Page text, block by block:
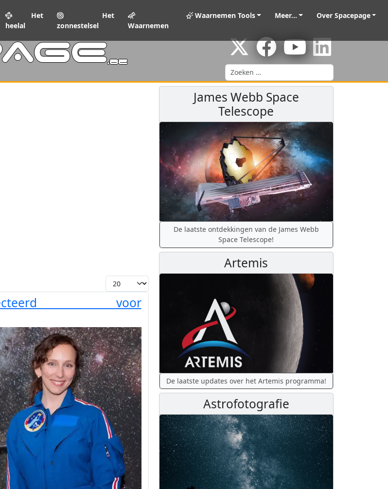
Het
heelal
Het
zonnestelsel
Waarnemen
Waarnemen Tools Meer... Over Spacepage
.be
Zoeken
Toon #
voor
James Webb Space
Telescope
De laatste ontdekkingen van de James Webb
Space Telescope!
Artemis
De laatste updates over het Artemis programma!
Astrofotografie